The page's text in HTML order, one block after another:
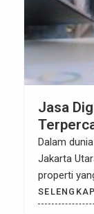
Jasa
Dalam
Jakarta
properti